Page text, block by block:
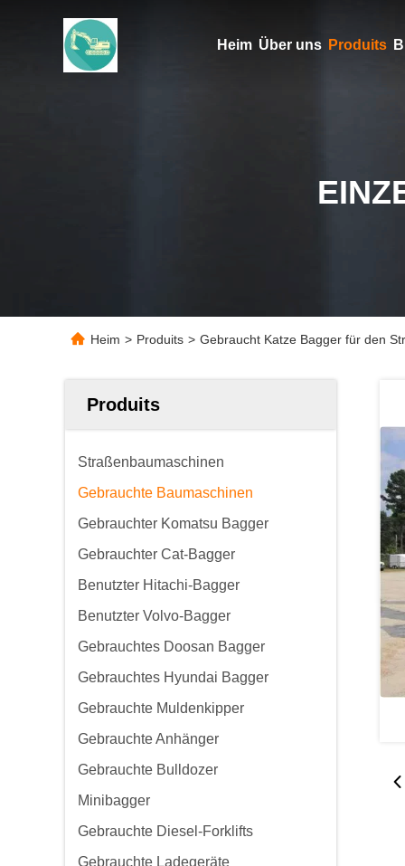
Heim Über uns Produits
Heim > Produits > Gebraucht Katze Bagger für den
Produits
Straßenbaumaschinen
Gebrauchte Baumaschinen
Gebrauchter Komatsu Bagger
Gebrauchter Cat-Bagger
Benutzter Hitachi-Bagger
Benutzter Volvo-Bagger
Gebrauchtes Doosan Bagger
Gebrauchtes Hyundai Bagger
Gebrauchte Muldenkipper
Gebrauchte Anhänger
Gebrauchte Bulldozer
Minibagger
Gebrauchte Diesel-Forklifts
Gebrauchte Ladegeräte